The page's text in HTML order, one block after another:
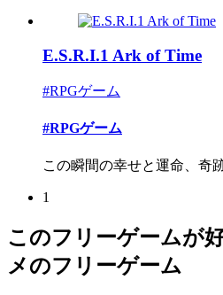
E.S.R.I.1 Ark of Time
#RPGゲーム
#RPGゲーム
この瞬間の幸せと運命、奇
1
このフリーゲームが
メのフリーゲーム